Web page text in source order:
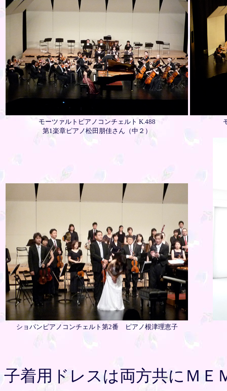
モーツァルトピアノコンチェルト K.488
第1楽章ピアノ松田朋佳さん（中２）
ショパンピアノコンチェルト第2番 ピアノ根津理恵子
子着用ドレスは両方共にＭＥ